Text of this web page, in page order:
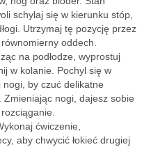
schylaj się w kierunku stóp,
Utrzymaj tę pozycję przez
oddech.
na podłodze, wyprostuj
w kolanie. Pochyl się w
by czuć delikatne
Zmieniając nogi, dajesz sobie
ćwiczenie,
aby chwycić łokieć drugiej